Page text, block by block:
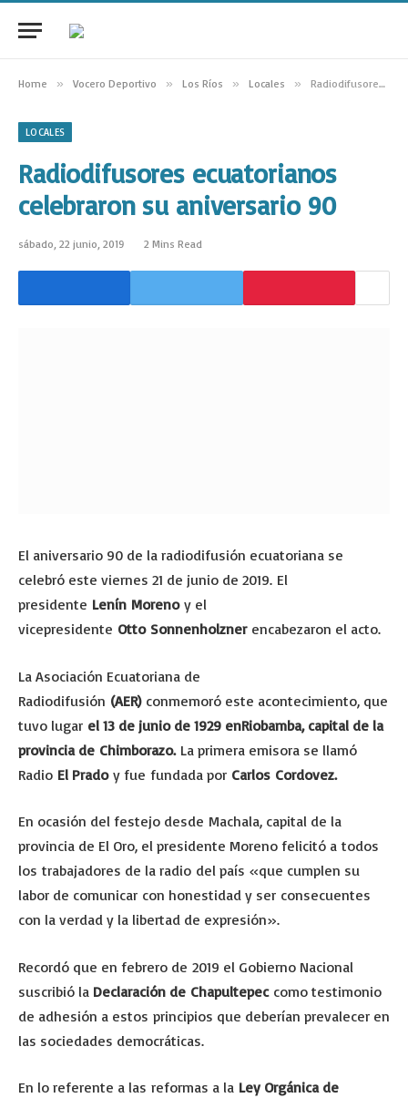
Home » Vocero Deportivo » Los Ríos » Locales » Radiodifusores ecuatorianos celebraron su aniversario 90
LOCALES
Radiodifusores ecuatorianos
celebraron su aniversario 90
sábado, 22 junio, 2019 2 Mins Read
El aniversario 90 de la radiodifusión ecuatoriana se
celebró este viernes 21 de junio de 2019. El
presidente Lenín Morenoy el
vicepresidente Otto Sonnenholznerencabezaron el acto.
La Asociación Ecuatoriana de
Radiodifusión (AER)conmemoró este acontecimiento, que
tuvo lugar el 13 de junio de 1929 enRiobamba, capital de la
provincia de Chimborazo.La primera emisora se llamó
Radio El Pradoy fue fundada por Carlos Cordovez.
En ocasión del festejo desde Machala, capital de la
provincia de El Oro, el presidente Moreno felicitó a todos
los trabajadores de la radio del país «que cumplen su
labor de comunicar con honestidad y ser consecuentes
con la verdad y la libertad de expresión».
Recordó que en febrero de 2019 el Gobierno Nacional
suscribió la Declaración de Chapultepec como testimonio
de adhesión a estos principios que deberían prevalecer en
las sociedades democráticas.
En lo referente a las reformas a la Ley Orgánica de